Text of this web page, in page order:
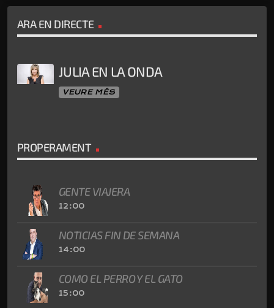
ARA EN DIRECTE
JULIA EN LA ONDA
VEURE MÉS
PROPERAMENT
GENTE VIAJERA
12:00
NOTICIAS FIN DE SEMANA
14:00
COMO EL PERRO Y EL GATO
15:00